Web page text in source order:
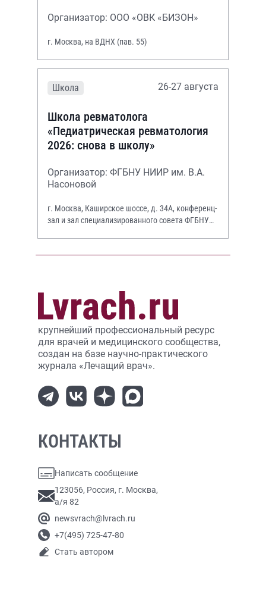
Организатор: ООО «ОВК «БИЗОН»
г. Москва, на ВДНХ (пав. 55)
Школа 26-27 августа
Школа ревматолога
«Педиатрическая ревматология
2026: снова в школу»
Организатор: ФГБНУ НИИР им. В.А.
Насоновой
г. Москва, Каширское шоссе, д. 34А, конференц-
зал и зал специализированного совета ФГБНУ
крупнейший профессиональный ресурс
для врачей и медицинского сообщества,
создан на базе научно-практического
журнала «Лечащий врач».
КОНТАКТЫ
Написать сообщение
123056, Россия, г. Москва,
а/я 82
newsvrach@lvrach.ru
+7(495) 725-47-80
Стать автором